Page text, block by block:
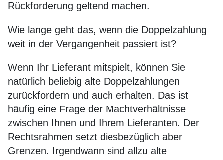
Rückforderung geltend machen.
Wie lange geht das, wenn die Doppelzahlung
weit in der Vergangenheit passiert ist?
Wenn Ihr Lieferant mitspielt, können Sie
natürlich beliebig alte Doppelzahlungen
zurückfordern und auch erhalten. Das ist
häufig eine Frage der Machtverhältnisse
zwischen Ihnen und Ihrem Lieferanten. Der
Rechtsrahmen setzt diesbezüglich aber
Grenzen. Irgendwann sind allzu alte